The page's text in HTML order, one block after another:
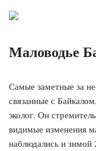
Маловодье
Самые заметные за
связанные с
эколог. Он
видимые изменения
наблюдались и зимой